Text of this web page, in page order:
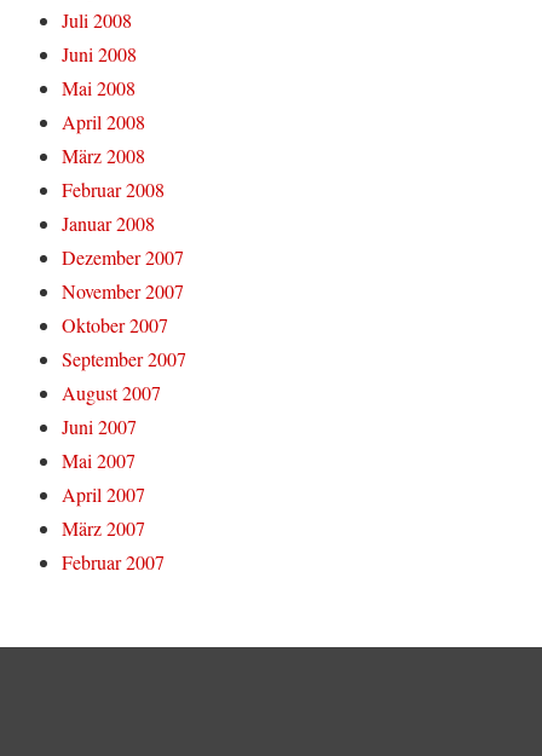
Juli 2008
Juni 2008
Mai 2008
April 2008
März 2008
Februar 2008
Januar 2008
Dezember 2007
November 2007
Oktober 2007
September 2007
August 2007
Juni 2007
Mai 2007
April 2007
März 2007
Februar 2007